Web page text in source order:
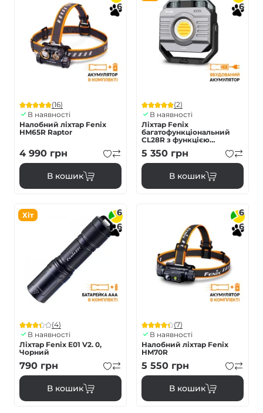
6
(16)
В наявності
Налобний ліхтар Fenix
HM65R Raptor
4 990 грн
В кошик
6
(2)
В наявності
Ліхтар Fenix
багатофункціональний
CL28R з функцією
Powerbank (10 000 mAh)
5 350 грн
В кошик
Хіт
6
6
(4)
В наявності
Ліхтар Fenix E01 V2. 0,
Чорний
790 грн
В кошик
6
6
(7)
В наявності
Налобний ліхтар Fenix
HM70R
5 550 грн
В кошик